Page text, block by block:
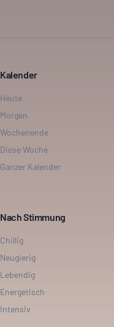
Kalender
Heute
Morgen
Wochenende
Diese Woche
Ganzer Kalender
Nach Stimmung
Chillig
Neugierig
Lebendig
Energetisch
Intensiv